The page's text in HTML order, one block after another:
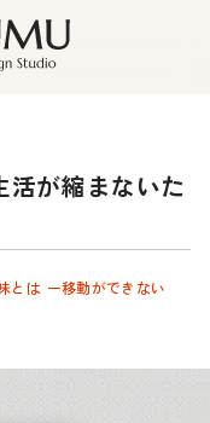
活が縮まないた
とは ー移動ができない